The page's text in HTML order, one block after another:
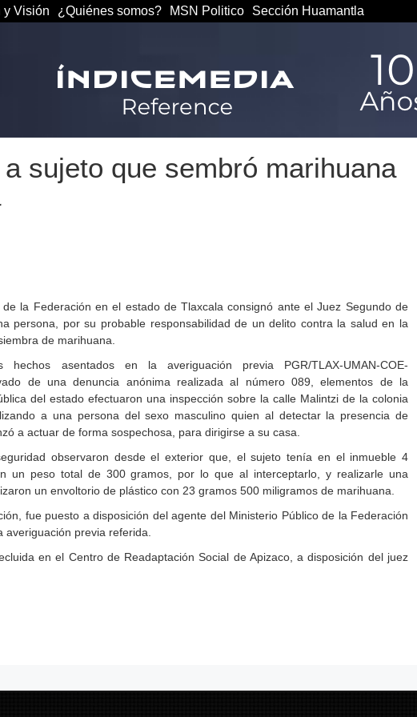
y Visión ¿Quiénes somos? MSN Politico Sección Huamantla
sujeto que sembró marihuana
de la Federación en el estado de Tlaxcala consignó ante el Juez Segundo de
persona, por su probable responsabilidad de un delito contra la salud en la
de marihuana.
asentados en la averiguación previa PGR/TLAX-UMAN-COE-
de una denuncia anónima realizada al número 089, elementos de la
del estado efectuaron una inspección sobre la calle Malintzi de la colonia
a una persona del sexo masculino quien al detectar la presencia de
a actuar de forma sospechosa, para dirigirse a su casa.
observaron desde el exterior que, el sujeto tenía en el inmueble 4
un peso total de 300 gramos, por lo que al interceptarlo, y realizarle una
un envoltorio de plástico con 23 gramos 500 miligramos de marihuana.
fue puesto a disposición del agente del Ministerio Público de la Federación
previa referida.
en el Centro de Readaptación Social de Apizaco, a disposición del juez